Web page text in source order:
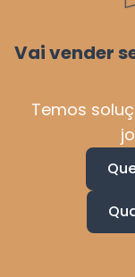
Vai vender
Temos